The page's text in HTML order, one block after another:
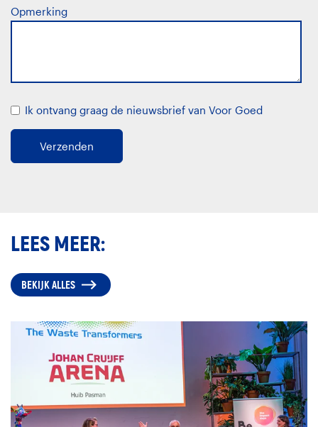
Opmerking
Ik ontvang graag de nieuwsbrief van Voor Goed
LEES MEER:
BEKIJK ALLES